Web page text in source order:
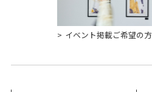
イベント掲載ご希望の方